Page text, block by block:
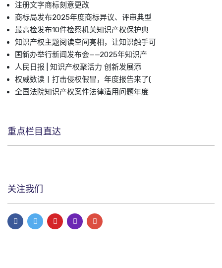
注册文字商标刻意更改
商标局发布2025年度商标异议、评审典型
最高检发布10件检察机关知识产权保护典
知识产权主题阅读空间亮相，让知识触手可
国新办举行新闻发布会——2025年知识产
人民日报 | 知识产权聚活力 创新发展添
权威数读丨打击侵权假冒，年度报告来了(
全国法院知识产权案件法律适用问题年度
重点栏目直达
关注我们